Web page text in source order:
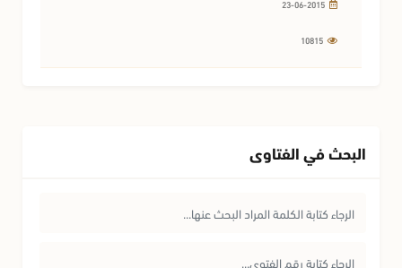
البحث في الفتاوى